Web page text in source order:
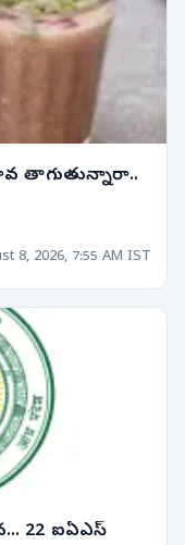
8, 2026, 7:55 AM IST
22 ఐఏఎస్